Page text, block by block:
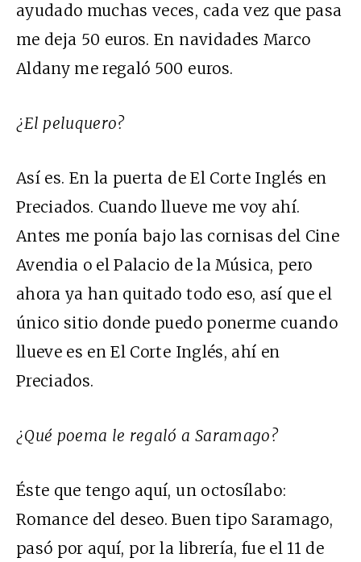
ayudado muchas veces, cada vez que pasa
me deja 50 euros. En navidades Marco
Aldany me regaló 500 euros.
¿El peluquero?
Así es. En la puerta de El Corte Inglés en
Preciados. Cuando llueve me voy ahí.
Antes me ponía bajo las cornisas del Cine
Avendia o el Palacio de la Música, pero
ahora ya han quitado todo eso, así que el
único sitio donde puedo ponerme cuando
llueve es en El Corte Inglés, ahí en
Preciados.
¿Qué poema le regaló a Saramago?
Éste que tengo aquí, un octosílabo:
Romance del deseo. Buen tipo Saramago,
pasó por aquí, por la librería, fue el 11 de